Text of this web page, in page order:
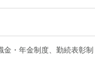
・年金制度、勤続表彰制